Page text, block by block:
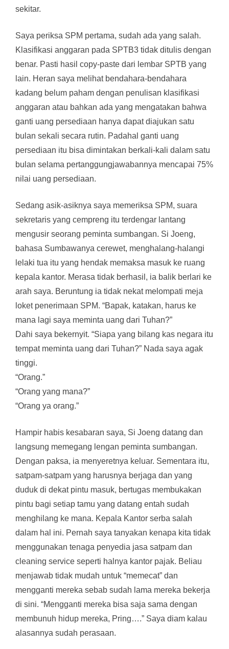
sekitar.
Saya periksa SPM pertama, sudah ada yang salah.
Klasifikasi anggaran pada SPTB3 tidak ditulis dengan
benar. Pasti hasil copy-paste dari lembar SPTB yang
lain. Heran saya melihat bendahara-bendahara
kadang belum paham dengan penulisan klasifikasi
anggaran atau bahkan ada yang mengatakan bahwa
ganti uang persediaan hanya dapat diajukan satu
bulan sekali secara rutin. Padahal ganti uang
persediaan itu bisa dimintakan berkali-kali dalam satu
bulan selama pertanggungjawabannya mencapai 75%
nilai uang persediaan.
Sedang asik-asiknya saya memeriksa SPM, suara
sekretaris yang cempreng itu terdengar lantang
mengusir seorang peminta sumbangan. Si Joeng,
bahasa Sumbawanya cerewet, menghalang-halangi
lelaki tua itu yang hendak memaksa masuk ke ruang
kepala kantor. Merasa tidak berhasil, ia balik berlari ke
arah saya. Beruntung ia tidak nekat melompati meja
loket penerimaan SPM. “Bapak, katakan, harus ke
mana lagi saya meminta uang dari Tuhan?”
Dahi saya bekernyit. “Siapa yang bilang kas negara itu
tempat meminta uang dari Tuhan?” Nada saya agak
tinggi.
“Orang.”
“Orang yang mana?”
“Orang ya orang.”
Hampir habis kesabaran saya, Si Joeng datang dan
langsung memegang lengan peminta sumbangan.
Dengan paksa, ia menyeretnya keluar. Sementara itu,
satpam-satpam yang harusnya berjaga dan yang
duduk di dekat pintu masuk, bertugas membukakan
pintu bagi setiap tamu yang datang entah sudah
menghilang ke mana. Kepala Kantor serba salah
dalam hal ini. Pernah saya tanyakan kenapa kita tidak
menggunakan tenaga penyedia jasa satpam dan
cleaning service seperti halnya kantor pajak. Beliau
menjawab tidak mudah untuk “memecat” dan
mengganti mereka sebab sudah lama mereka bekerja
di sini. “Mengganti mereka bisa saja sama dengan
membunuh hidup mereka, Pring….” Saya diam kalau
alasannya sudah perasaan.